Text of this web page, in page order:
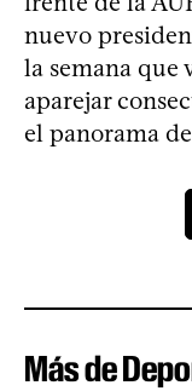
nuevo
la semana que
aparejar
el panorama
Más de